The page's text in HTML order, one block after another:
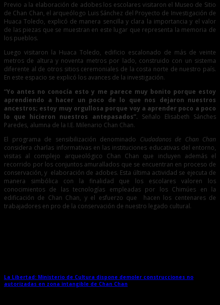
Previo a la elaboración de adobes los escolares visitaron el Museo de Sitio
de Chan Chan, el arqueólogo Luis Sánchez del Proyecto de Investigación de
Huaca Toledo, explicó de manera sencilla y clara la importancia y el valor
de las piezas que se muestran en este lugar que representa la memoria de
los pueblos.
Luego visitaron la Huaca Toledo, edificio escalonado de más de veinte
metros de altura y noventa metros por lado, construido con un sistema
diferente al de otros sitios ceremoniales de la costa norte de nuestro país.
En este espacio se explicó los avances de la investigación.
“Yo antes no conocía esto y me parece muy bonito porque estoy
aprendiendo a hacer un poco de lo que nos dejaron nuestros
ancestros; estoy muy orgullosa porque voy a aprender poco a poco
lo que hicieron nuestros antepasados”. Señalo Elisabeth Sánches
Paredes, alumna de la I.E. Milenario Chan Chan.
El programa de sensibilización denominado Ciudadanos de Chan Chan
considera charlas informativas en las instituciones educativas del entorno,
visitas al complejo arqueológico Chan Chan que incluyen además el
recorrido por los conjuntos amurallados que se encuentran en proceso de
conservación, y elaboración de adobes. Esta última actividad se ejecuta de
manera simbólica con la finalidad que los escolares valoren los
conocimientos de las tecnologías empleadas por los Chimúes en la
edificación de Chan Chan, y el esfuerzo que hacen los centenares de
trabajadores en pro de la conservación de nuestro legado cultural.
La Libertad: Ministerio de Cultura dispone demoler construcciones no
autorizadas en zona intangible de Chan Chan